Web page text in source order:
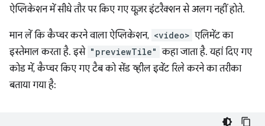
ऐप्लिकेशन में सीधे तौर पर किए गए यूज़र इंटरैक्शन से अलग नहीं होते.
मान लें कि कैप्चर करने वाला ऐप्लिकेशन, <video> एलिमेंट का
इस्तेमाल करता है. इसे "previewTile" कहा जाता है. यहां दिए गए
कोड में, कैप्चर किए गए टैब को सेंड व्हील इवेंट रिले करने का तरीका
बताया गया है: